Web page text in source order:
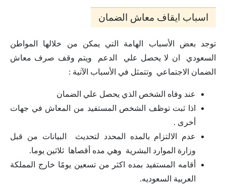
اسباب ايقاف معاش الضمان
توجد بعض الأسباب الهامة التي يمكن من خلالها المواطن
السعودي ان لا يحصل علي الدعم ويتم وقف صرف معاش
الضمان الاجتماعي وتتمثل في الأسباب الآتية :
عند وفاه الشخص الذي يحصل علي الضمان
اذا ثبت توظف الشخص المستفيد من المعاش في جهات
أخرى .
عدم الالتزام بالمده المحدد لتحديث البيانات من قبل
وزارة الموارد البشرية وهي مده أقصاها ثلاثين يوما.
أقامه المستفيد بمده اكثر من تسعين يومًا خارج المملكة
العربية السعوديه.